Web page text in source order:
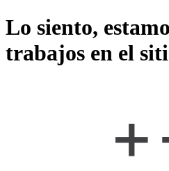
Lo siento,
trabajos en el